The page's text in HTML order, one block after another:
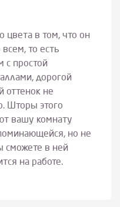
цвета в том, что он
то есть
с простой
дорогой
оттенок не
Шторы этого
вашу комнату
но не
сможете в ней
на работе.